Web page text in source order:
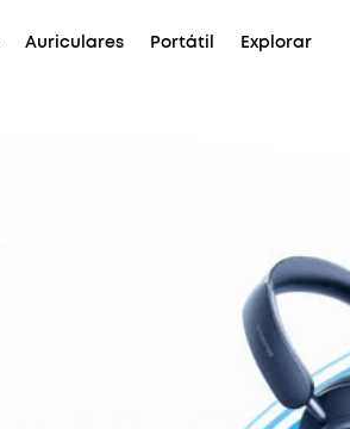
Auriculares Portátil Explorar